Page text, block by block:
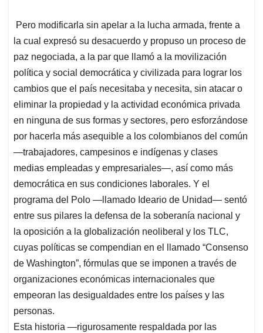
Pero modificarla sin apelar a la lucha armada, frente a
la cual expresó su desacuerdo y propuso un proceso de
paz negociada, a la par que llamó a la movilización
política y social democrática y civilizada para lograr los
cambios que el país necesitaba y necesita, sin atacar o
eliminar la propiedad y la actividad económica privada
en ninguna de sus formas y sectores, pero esforzándose
por hacerla más asequible a los colombianos del común
—trabajadores, campesinos e indígenas y clases
medias empleadas y empresariales—, así como más
democrática en sus condiciones laborales. Y el
programa del Polo —llamado Ideario de Unidad— sentó
entre sus pilares la defensa de la soberanía nacional y
la oposición a la globalización neoliberal y los TLC,
cuyas políticas se compendian en el llamado “Consenso
de Washington”, fórmulas que se imponen a través de
organizaciones económicas internacionales que
empeoran las desigualdades entre los países y las
personas.
Esta historia —rigurosamente respaldada por las